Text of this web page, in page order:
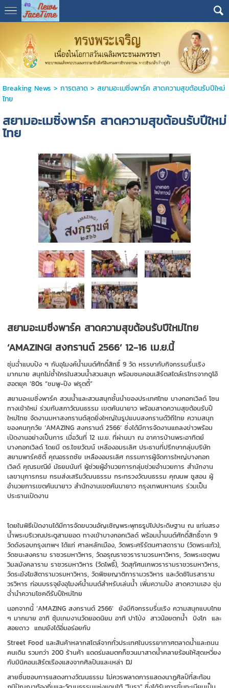
Breaking News > การตลาด> สยามอะเมซิ่งพาร์ค สาดความสุขต้อนรับปีใหม่
ไทย
สยามอะเมซิ่งพาร์ค สาดความสุขต้อนรับปีใหม่
ไทย
สยามอะเมซิ่งพาร์ค สาดความสุขต้อนรับปีใหม่ไทย
‘AMAZING! สงกรานต์ 2566’ 12-16 เม.ย.นี้
ชุ่มฉ่ำแบบปัง ๆ กับอุโมงค์น้ำมนต์ศักดิ์สิทธิ์ 9 วัด หรรษากับกิจกรรมรื่นเริง
มากมาย สนุกไม่ซ้ำใครในสวนน้ำสวนสนุก พร้อมชมคอนเสิร์ตสไตล์เรโทรจากดูโอ้
ฮอตยุค ‘80s “ชมพู-ปิง ฟรุตตี้”
สยามอะเมซิ่งพาร์ค สวนน้ำและสวนสนุกชั้นนำของประเทศไทย บางกอกเวิลด์ โซน
ทางเข้าใหม่ ร่วมกับสภาวัฒนธรรม เขตคันนายาว พร้อมสาดความสุขต้อนรับปี
ใหม่ไทย จัดงานมหาสงกรานต์สุดยิ่งใหญ่ในรูปแบบสงกรานต์วิถีไทย ความสนุก
ของคนทุกวัย ‘AMAZING สงกรานต์ 2566’ ซึ่งได้มีการจัดงานแถลงข่าวพร้อม
เปิดงานอย่างเป็นการ เมื่อวันที่ 12 เม.ย. ที่ผ่านมา ณ อาคารบ้านพระอาทิตย์
บางกอกเวิลด์ โดยมี ดร.ไชยวัฒน์ เหลืองอมรเลิศ ประธานที่ปรึกษากลุ่มบริษัท
สยามพาร์คซิตี้ คุณอรรถชัย เหลืองอมรเลิศ กรรมการผู้จัดการใหญ่บางกอก
เวิลด์ คุณรมณีย์ มัธยมนันท์ ผู้ช่วยผู้อำนวยการกลุ่มช่วยอำนวยการ สำนักงาน
เลขานุการกรม กรมส่งเสริมวัฒนธรรม กระทรวงวัฒนธรรม คุณนพ ชูสอน ผู้
อำนวยการเขตคันนายาว สำนักงานเขตคันนายาว กรุงเทพมหานคร ร่วมเป็น
ประธานเปิดงาน
โดยในพิธีเปิดงานได้มีการจัดขบวนอัญเชิญพระพุทธรูปไปประดิษฐาน ณ แท่นสรง
น้ำพระบริเวณประตูสามยอด ทางเข้าบางกอกเวิลด์ พร้อมน้ำมนต์ศักดิ์สิทธิ์จาก 9
วัดดังรอบกรุงเทพฯ ได้แก่ ศาลหลักเมือง, วัดพระศรีรัตนศาสดาราม (วัดพระแก้ว),
วัดชนะสงคราม ราชวรมหาวิหาร, วัดอรุณราชวรารามวรมหาวิหาร, วัดพระเชตุพน
วิมลมังคลาราม ราชวรมหาวิหาร (วัดโพธิ์), วัดสุทัศนเทพวรารามราชวรมหาวิหาร,
วัดระฆังโฆสิตารามวรมหาวิหาร, วัดพิชยญาติการามวรวิหาร และวัดชิโนรสาราม
วรวิหาร ก่อนบรรจุยังอุโมงค์น้ำมนต์สำหรับเล่นน้ำ เพิ่มความปัง สาดความเฮง ชุ่ม
ฉ่ำนำความโชคดีรับปีใหม่ไทย
นอกจากนี้ ‘AMAZING สงกรานต์ 2566’ ยังมีกิจกรรมรื่นเริง ความสนุกแบบไทย
ๆ มากมาย อาทิ ซุ้มเกมงานวัดยอดนิยม อาทิ ปาโป่ง สาวน้อยตกน้ำ บิงโก และ
สอยดาว แถมยังได้อิ่มอร่อยกับ
Street Food และสินค้าหลากสไตล์จากทั่วประเทศในบรรยากาศตลาดน้ำและถนน
คนเดิน รวมกว่า 200 ร้านค้า แดดร่มลมตกก็ชวนมาสาดน้ำคลายร้อนให้สุดเหวี่ยง
กับมินิคอนเสิร์ตเรืองแสงจากศิลปินและเหล่า DJ
สายชื่นชอบการแสดงทางวัฒนธรรม ไม่ควรพลาดการแสดงนาฏศิลป์ที่สะท้อน